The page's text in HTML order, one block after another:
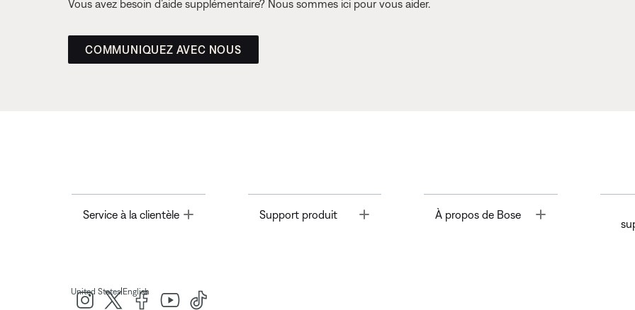
Vous avez besoin d’aide supplémentaire? Nous sommes ici pour vous aider.
COMMUNIQUEZ AVEC NOUS
Service à la clientèle Toggle Support produit À propos de Bose Toggle
United States| English